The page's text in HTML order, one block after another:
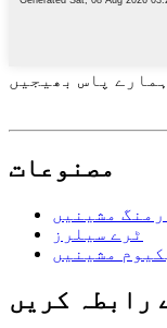
پاس بھیجیں
مصنوعات
مشینیں
ٹرے سیلرز
مشینیں
رابطہ کریں